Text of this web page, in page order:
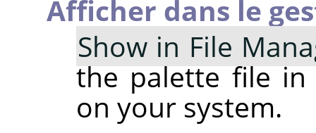
Afficher dans le
Show in File
the palette file in
on your system.